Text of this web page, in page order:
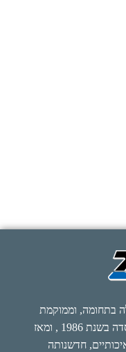
בתחומה, וממוקמת
באיזור התעשיה ראשון לציון. החברה נוסדה בשנת 1986 , ומאז
חדשנותה